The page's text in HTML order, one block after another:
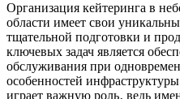
Организация кейтеринга в
области имеет свои
тщательной подготовки и
ключевых задач является
обслуживания при
особенностей
играет важную роль‚ ведь